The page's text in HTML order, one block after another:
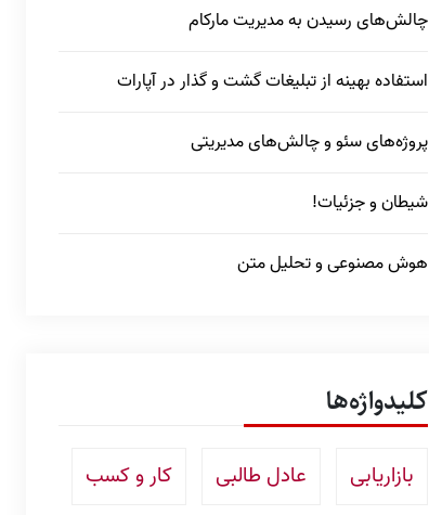
چالش‌های رسیدن به مدیریت مارکام
استفاده بهینه از تبلیغات گشت و گذار در آپارات
پروژه‌های سئو و چالش‌های مدیریتی
شیطان و جزئیات!
هوش مصنوعی و تحلیل متن
کلیدواژه‌ها
بازاریابی عادل طالبی کار و کسب